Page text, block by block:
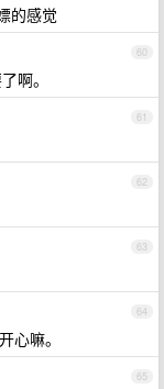
的感觉
60
啊。
61
62
63
64
心嘛。
65